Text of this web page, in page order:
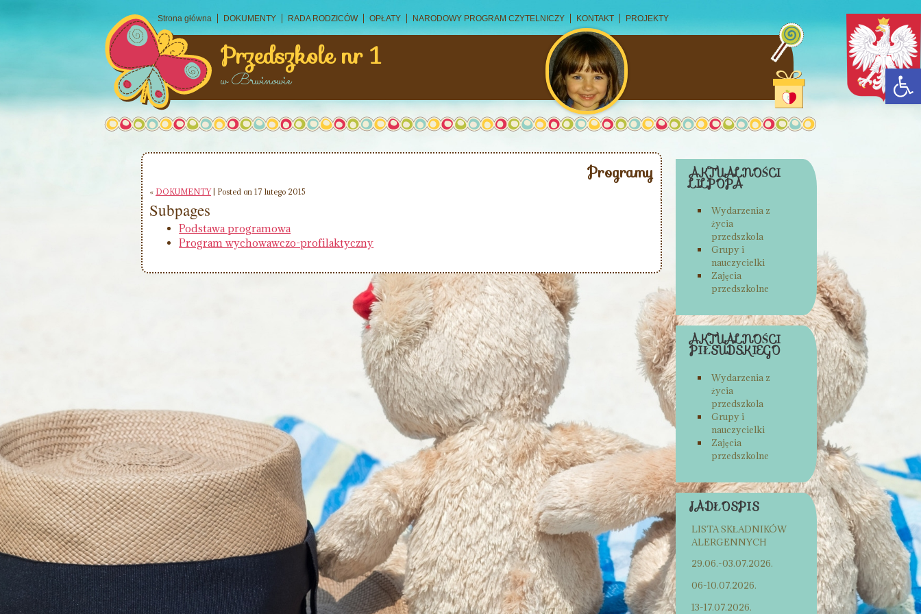
Przedszkole nr 1
w Brwinowie
Strona główna DOKUMENTY RADA RODZICÓW OPŁATY NARODOWY PROGRAM CZYTELNICZY KONTAKT PROJEKTY
Programy
« DOKUMENTY| Posted on 17 lutego 2015
Subpages
Podstawa programowa
Program wychowawczo-profilaktyczny
AKTUALNOŚCI
LILPOPA
Wydarzenia z
życia
przedszkola
Grupy i
nauczycielki
Zajęcia
przedszkolne
AKTUALNOŚCI
PIŁSUDSKIEGO
Wydarzenia z
życia
przedszkola
Grupy i
nauczycielki
Zajęcia
przedszkolne
JADŁOSPIS
LISTA SKŁADNIKÓW
ALERGENNYCH
29.06.-03.07.2026.
06-10.07.2026.
13-17.07.2026.